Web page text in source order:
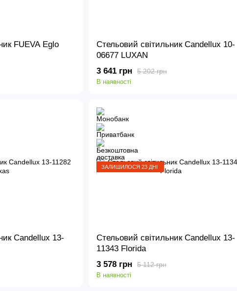
FUEVA Eglo
Стельовий світильник Candellux 10-
06677 LUXAN
5 202 грн
3 641 грн
В наявності
Candellux 13-
ЗАЛИШИЛОСЯ 23 ДНІ
Стельовий світильник Candellux 13-
11343 Florida
5 112 грн
3 578 грн
В наявності